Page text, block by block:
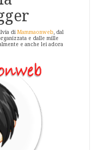
di Mammaonweb , dal
e dalle mille
e anche lei adora